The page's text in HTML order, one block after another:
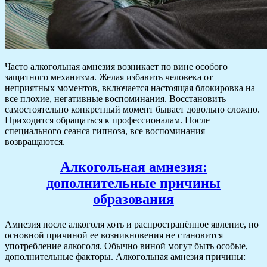
Часто алкогольная амнезия возникает по вине особого
защитного механизма. Желая избавить человека от
неприятных моментов, включается настоящая блокировка на
все плохие, негативные воспоминания. Восстановить
самостоятельно конкретный момент бывает довольно сложно.
Приходится обращаться к профессионалам. После
специального сеанса гипноза, все воспоминания
возвращаются.
Алкогольная амнезия:
дополнительные причины
образования
Амнезия после алкоголя хоть и распространённое явление, но
основной причиной ее возникновения не становится
употребление алкоголя. Обычно виной могут быть особые,
дополнительные факторы. Алкогольная амнезия причины: